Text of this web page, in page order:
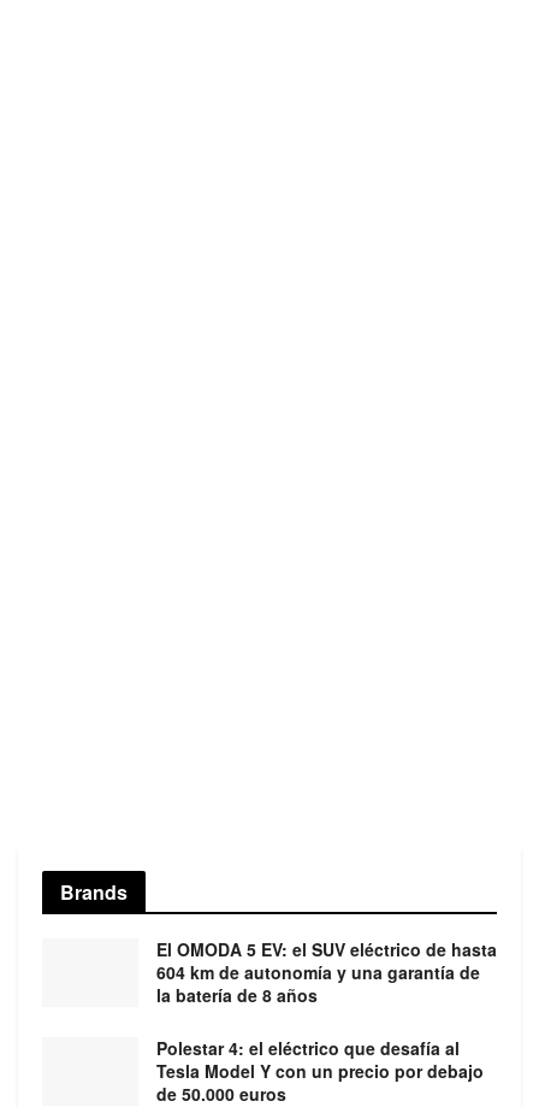
Brands
El OMODA 5 EV: el SUV eléctrico de hasta
604 km de autonomía y una garantía de
la batería de 8 años
Polestar 4: el eléctrico que desafía al
Tesla Model Y con un precio por debajo
de 50.000 euros